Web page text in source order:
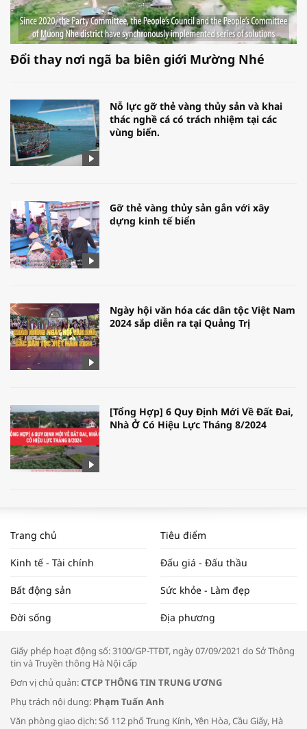
Đổi thay nơi ngã ba biên giới Mường Nhé
Nỗ lực gỡ thẻ vàng thủy sản và khai
thác nghề cá có trách nhiệm tại các
vùng biển.
Gỡ thẻ vàng thủy sản gắn với xây
dựng kinh tế biển
Ngày hội văn hóa các dân tộc Việt Nam
2024 sắp diễn ra tại Quảng Trị
[Tổng Hợp] 6 Quy Định Mới Về Đất Đai,
Nhà Ở Có Hiệu Lực Tháng 8/2024
NAM NĂM 2024 VÀ NĂM 2025 | NHỊP
ĐẬP THỊ TRƯỜNG #62
Tọa đàm “Xúc tiến thương mại: Khơi
Bác sĩ tư vấn cách phòng tránh bệnh
Trang chủ Tiêu điểm
Kinh tế - Tài chính Đấu giá - Đấu thầu
Bất động sản Sức khỏe - Làm đẹp
Đời sống Địa phương
Giấy phép hoạt động số: 3100/GP-TTĐT, ngày 07/09/2021 do Sở Thông
tin và Truyền thông Hà Nội cấp
Đơn vị chủ quản:CTCP THÔNG TIN TRUNG ƯƠNG
Phụ trách nội dung: Phạm Tuấn Anh
Văn phòng giao dịch: Số 112 phố Trung Kính, Yên Hòa, Cầu Giấy, Hà